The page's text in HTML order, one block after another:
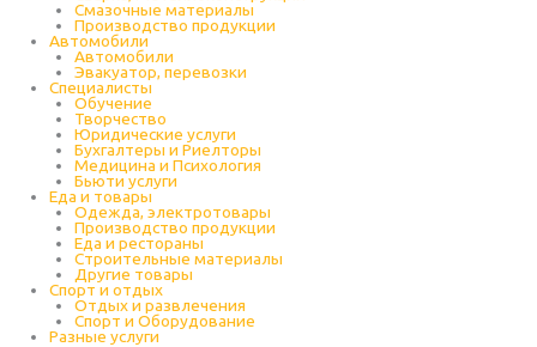
Cмазочные материалы
Производство продукции
Автомобили
Автомобили
Эвакуатор, перевозки
Специалисты
Обучение
Творчество
Юридические услуги
Бухгалтеры и Риелторы
Медицина и Психология
Бьюти услуги
Еда и товары
Одежда, электротовары
Производство продукции
Еда и рестораны
Строительные материалы
Другие товары
Спорт и отдых
Отдых и развлечения
Спорт и Оборудование
Разные услуги